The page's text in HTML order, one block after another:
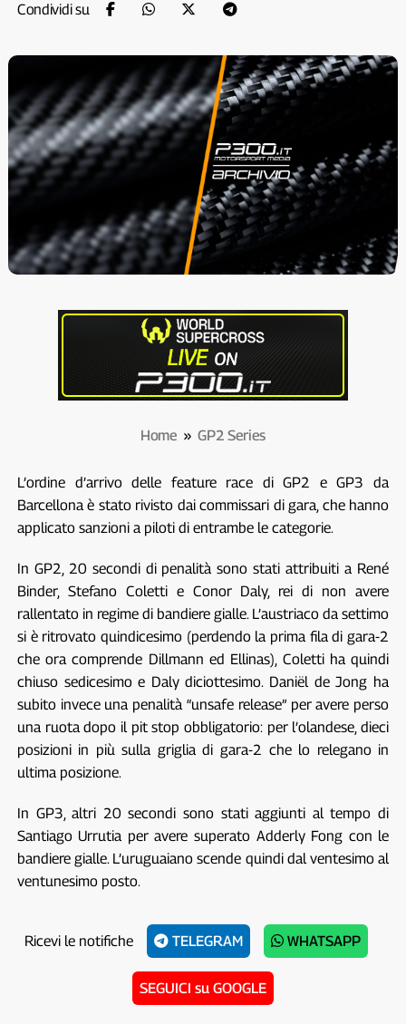
Condividi su
Home »GP2 Series
L’ordine d’arrivo delle feature race di GP2 e GP3 da
Barcellona è stato rivisto dai commissari di gara, che hanno
applicato sanzioni a piloti di entrambe le categorie.
In GP2, 20 secondi di penalità sono stati attribuiti a René
Binder, Stefano Coletti e Conor Daly, rei di non avere
rallentato in regime di bandiere gialle. L’austriaco da settimo
si è ritrovato quindicesimo (perdendo la prima fila di gara-2
che ora comprende Dillmann ed Ellinas), Coletti ha quindi
chiuso sedicesimo e Daly diciottesimo. Daniël de Jong ha
subito invece una penalità “unsafe release” per avere perso
una ruota dopo il pit stop obbligatorio: per l’olandese, dieci
posizioni in più sulla griglia di gara-2 che lo relegano in
ultima posizione.
In GP3, altri 20 secondi sono stati aggiunti al tempo di
Santiago Urrutia per avere superato Adderly Fong con le
bandiere gialle. L’uruguaiano scende quindi dal ventesimo al
ventunesimo posto.
Ricevi le notifiche TELEGRAM WHATSAPP
SEGUICI su GOOGLE